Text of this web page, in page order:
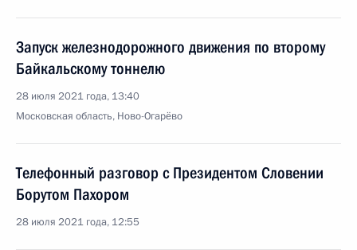
Запуск железнодорожного движения по второму
Байкальскому тоннелю
28 июля 2021 года, 13:40
Московская область, Ново-Огарёво
Телефонный разговор с Президентом Словении
Борутом Пахором
28 июля 2021 года, 12:55